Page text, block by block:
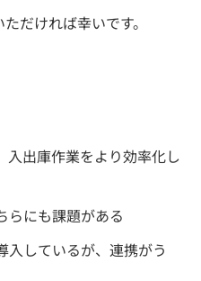
だければ幸いです。
入出庫作業をより効率化し
らにも課題がある
入しているが、連携がう